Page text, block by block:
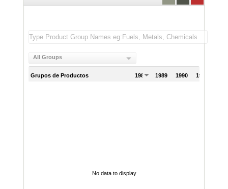
All Groups
Grupos de Productos 1988 1989 1990 1991
No data to display